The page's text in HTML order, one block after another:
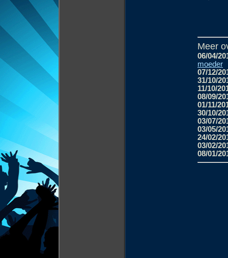
Meer
06/04/
moeder
07/12/
31/10/
11/10/
08/09/
01/11/
30/10/
03/07/
03/05/
24/02/
03/02/
08/01/